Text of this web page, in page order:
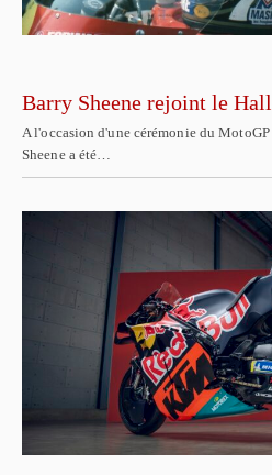
Barry Sheene rejoint le
A l'occasion d'une cérémonie du
Sheene a été…